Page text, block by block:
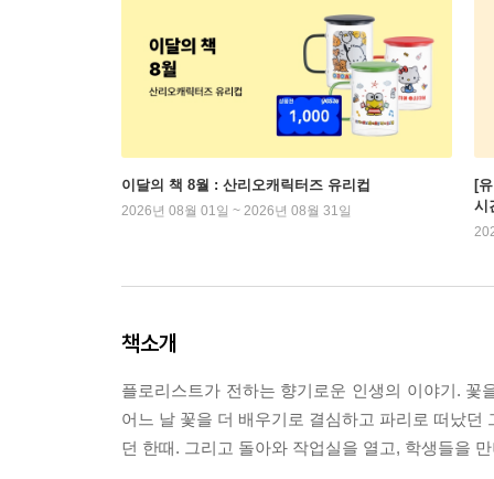
이달의 책 8월 : 산리오캐릭터즈 유리컵
2026년 08월 01일 ~ 2026년 08월 31일
[
시
책소개
플로리스트가 전하는 향기로운 인생의 이야기.
어느 날 꽃을 더 배우기로 결심하고 파리로 떠났
던 한때. 그리고 돌아와 작업실을 열고, 학생들을